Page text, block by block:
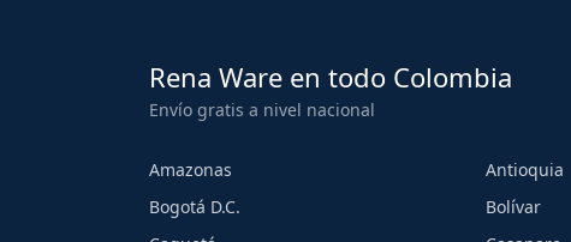
Rena Ware en todo Colombia
Envío gratis a nivel nacional
Amazonas Antioquia
Bogotá D.C.
Bolívar